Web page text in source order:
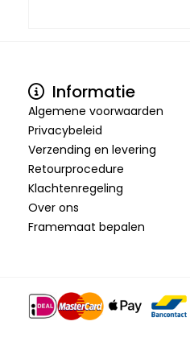
Informatie
Algemene voorwaarden
Privacybeleid
Verzending en levering
Retourprocedure
Klachtenregeling
Over ons
Framemaat bepalen